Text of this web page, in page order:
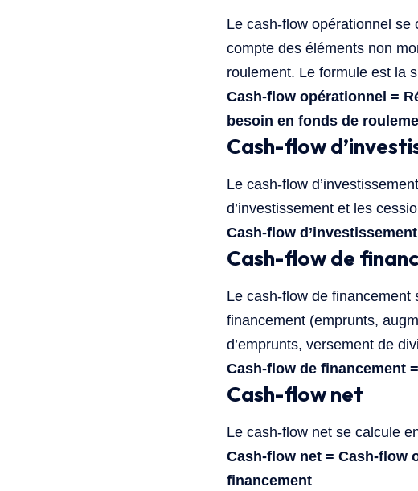
Le cash-flow opérationnel
compte des éléments non
roulement. Le formule est la
Cash-flow opérationnel =
besoin en fonds de
Cash-flow
Le cash-flow
d’investissement et les
Cash-flow
Cash-flow de
Le cash-flow de
financement (emprunts,
d’emprunts, versement de
Cash-flow de financement
Cash-flow net
Le cash-flow net se calcule
Cash-flow net = Cash-flow
financement